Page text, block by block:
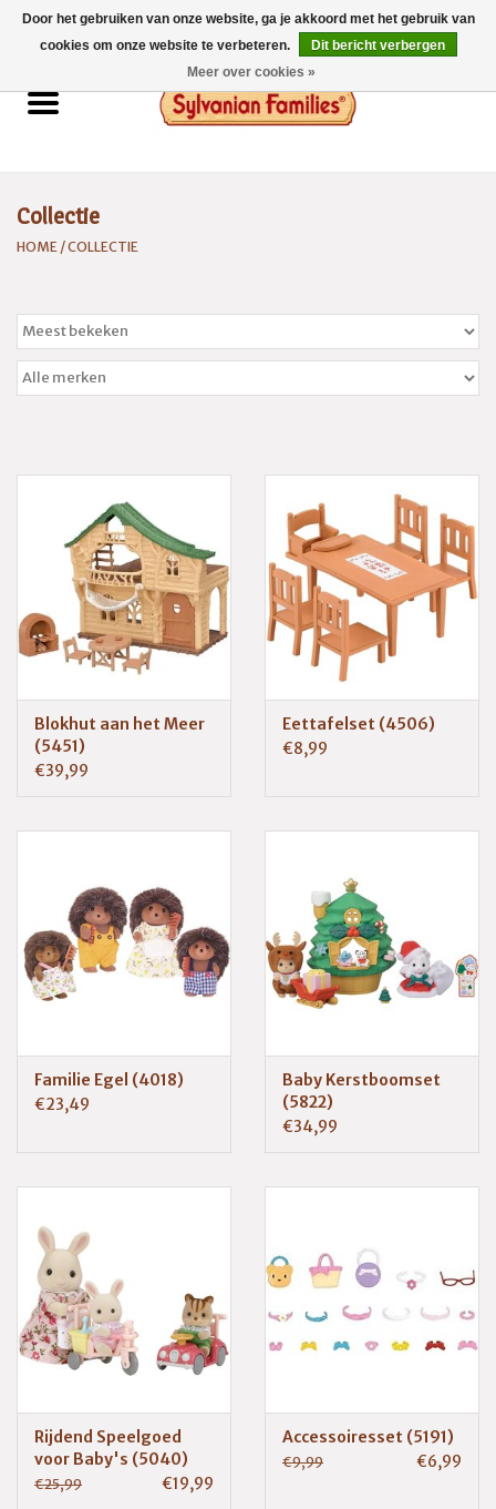
0 Artikelen - €0,00
Home
Catalogus 2026
Collectie
HOME /COLLECTIE
Blokhut aan het Meer
(5451)
€39,99
Eettafelset (4506)
€8,99
Familie Egel (4018)
€23,49
Baby Kerstboomset
(5822)
€34,99
Rijdend Speelgoed
voor Baby's (5040)
€25,99 €19,99
Accessoiresset (5191)
€9,99 €6,99
Door het gebruiken van onze website, ga je akkoord met het gebruik van
cookies om onze website te verbeteren.
Dit bericht verbergen
Meer over cookies »